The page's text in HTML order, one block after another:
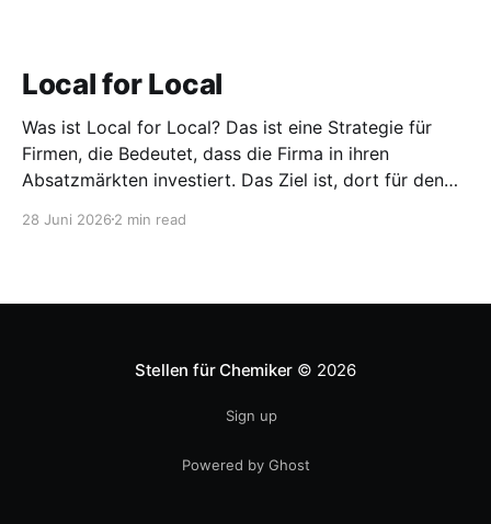
Local for Local
Was ist Local for Local? Das ist eine Strategie für
Firmen, die Bedeutet, dass die Firma in ihren
Absatzmärkten investiert. Das Ziel ist, dort für den
entwickeln. Diese Strategie ist von Toyota bekannt,
28 Juni 2026 2 min read
Stellen für Chemiker © 2026
Sign up
Powered by Ghost